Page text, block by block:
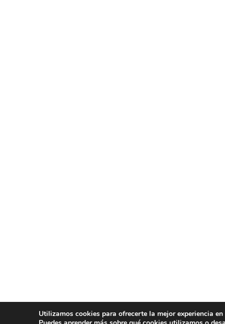
Utilizamos cookies para ofrecerte la mejor experiencia